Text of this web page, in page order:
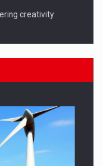
creativity